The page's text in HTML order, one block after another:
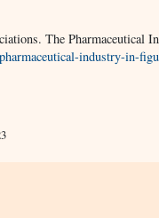
The Pharmaceutical
industry-in-